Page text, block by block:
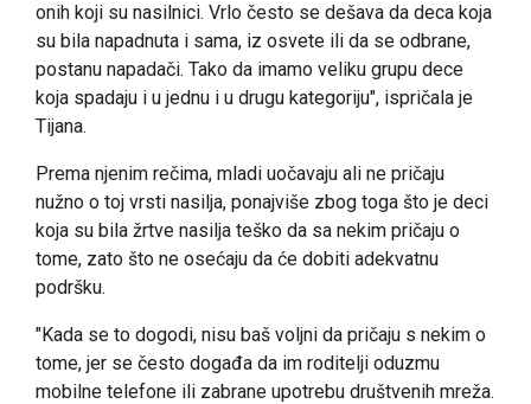
onih koji su nasilnici. Vrlo često se dešava da deca koja
su bila napadnuta i sama, iz osvete ili da se odbrane,
postanu napadači. Tako da imamo veliku grupu dece
koja spadaju i u jednu i u drugu kategoriju", ispričala je
Tijana.
Prema njenim rečima, mladi uočavaju ali ne pričaju
nužno o toj vrsti nasilja, ponajviše zbog toga što je deci
koja su bila žrtve nasilja teško da sa nekim pričaju o
tome, zato što ne osećaju da će dobiti adekvatnu
podršku.
"Kada se to dogodi, nisu baš voljni da pričaju s nekim o
tome, jer se često događa da im roditelji oduzmu
mobilne telefone ili zabrane upotrebu društvenih mreža.